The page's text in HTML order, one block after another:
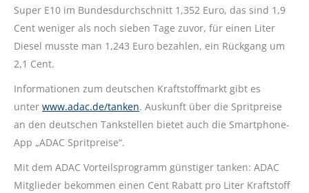
Super E10 im Bundesdurchschnitt 1,352 Euro, das sind 1,9
Cent weniger als noch sieben Tage zuvor, für einen Liter
Diesel musste man 1,243 Euro bezahlen, ein Rückgang um
2,1 Cent.
Informationen zum deutschen Kraftstoffmarkt gibt es
unter www.adac.de/tanken. Auskunft über die Spritpreise
an den deutschen Tankstellen bietet auch die Smartphone-
App „ADAC Spritpreise“.
Mit dem ADAC Vorteilsprogramm günstiger tanken: ADAC
Mitglieder bekommen einen Cent Rabatt pro Liter Kraftstoff